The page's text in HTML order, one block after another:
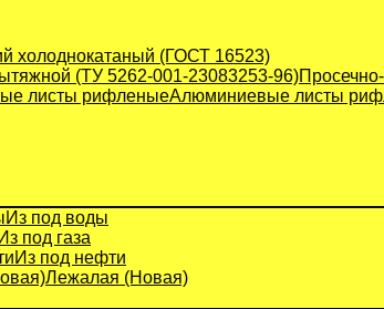
холоднокатаный (ГОСТ 16523)
Алюминиевые листы
Из под воды
Из под газа
Из под нефти
Лежалая (Новая)